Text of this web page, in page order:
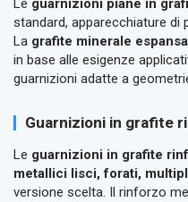
Le guarnizioni piane in
standard, apparecchiature di
La grafite minerale espansa
in base alle esigenze
guarnizioni adatte a
Guarnizioni in grafite
Le guarnizioni in grafite
metallici lisci, forati,
versione scelta. Il rinforzo